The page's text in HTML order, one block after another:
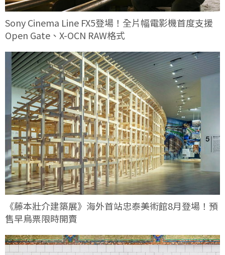
Sony Cinema Line FX5登場！全片幅電影機首度支援
Open Gate、X-OCN RAW格式
《藤本壯介建築展》海外首站忠泰美術館8月登場！預
售早鳥票限時開賣